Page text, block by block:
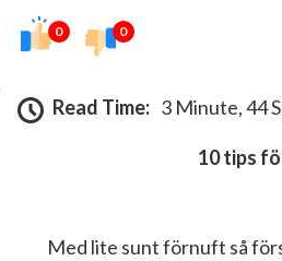
0 0
Read Time: 3 Minute, 44
10 tips
Med lite sunt förnuft så